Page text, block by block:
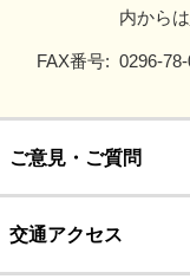
内からは
FAX番号: 0296-
ご意見・ご質問
交通アクセス